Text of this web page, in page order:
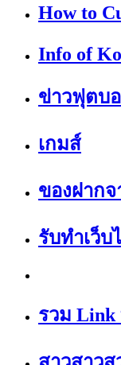
How to
Info of
ข่าวฟุตบ
เกมส์
ของฝาก
รับทำเว็บ
รวม Link